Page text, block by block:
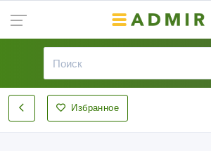
Избранное